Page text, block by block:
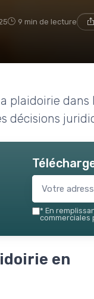
9 min de lecture
plaidoirie
décisions
* En
commerciales
en